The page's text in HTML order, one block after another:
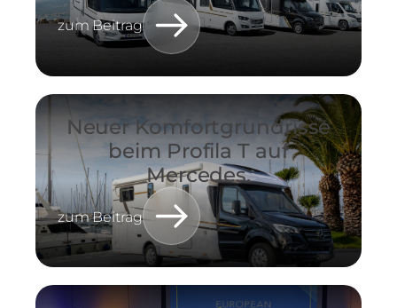
zum Beitrag
Neuer Komfortgrundrisse
beim Profila T auf
Mercedes.
zum Beitrag